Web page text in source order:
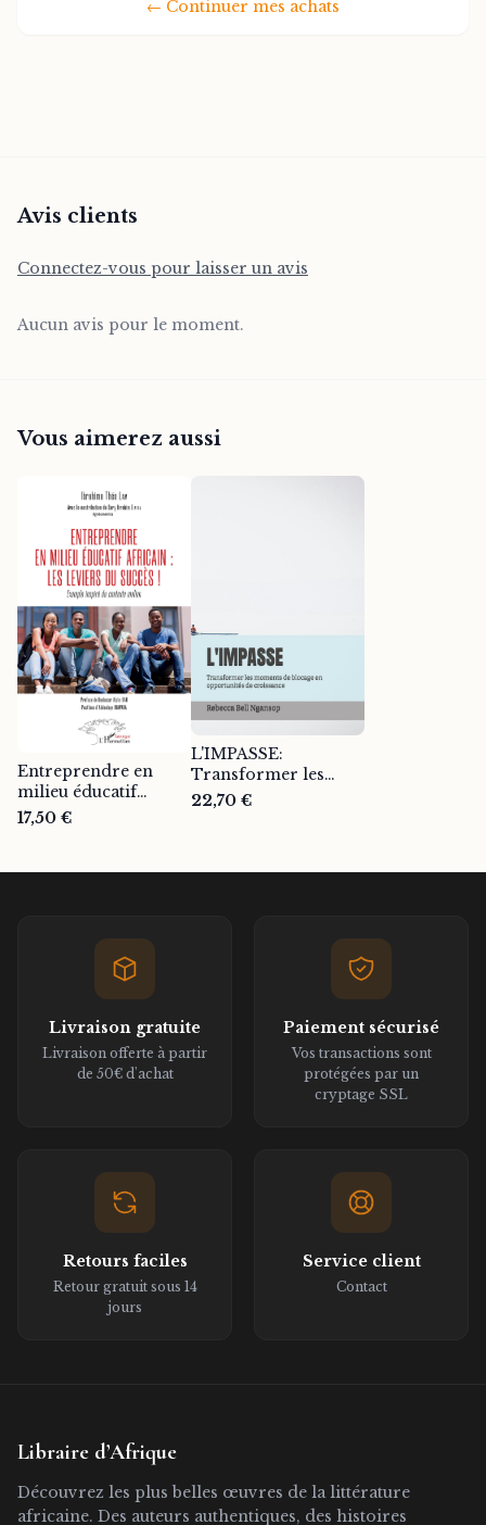
← Continuer mes achats
Avis clients
Connectez-vous pour laisser un avis
Aucun avis pour le moment.
Vous aimerez aussi
Entreprendre en
milieu éducatif
africain : les leviers
17,50 €
L'IMPASSE:
Transformer les
moments de blocage
22,70 €
Livraison gratuite
Livraison offerte à partir
de 50€ d'achat
Paiement sécurisé
Vos transactions sont
protégées par un
cryptage SSL
Retours faciles
Retour gratuit sous 14
jours
Service client
Contact
Libraire d’Afrique
Découvrez les plus belles œuvres de la littérature
africaine. Des auteurs authentiques, des histoires